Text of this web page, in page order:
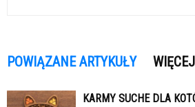
POWIĄZANE ARTYKUŁY
KARMY SUCHE DLA